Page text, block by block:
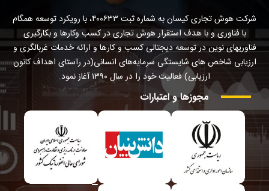
شرکت هوش تجاری کیسان به شماره ثبت ۴۰۰۶۳۳، با رویکرد توسعه همگام
با فناوری و با هدف استقرار هوش تجاری در کسب وکارها و بکارگیری
فناوریهای نوین در توسعه دیجتالی کسب و کارها و ارائه خدمات غربالگری و
ارزیابی شاخص های شایستگی سرمایه‌های انسانی(در راستای اهداف کانون
ارزیابی) فعالیت خود را در سال ۱۳۹۰ آغاز نمود.
مجوزها و اعتبارات